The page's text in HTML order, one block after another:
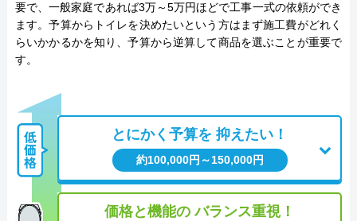
公式サイトで
料金詳細を見る
イースマイル の基本情報
運営会社 株式会社イ―スマイル
要で、一般家庭であれば3万～5万円ほどで工事一式の依頼ができ
ます。予算からトイレを決めたいという方はまず施工費がどれく
らいかかるかを知り、予算から逆算して商品を選ぶことが重要で
す。
とにかく予算を 抑えたい！
約100,000円～150,000円
価格と機能の バランス重視！